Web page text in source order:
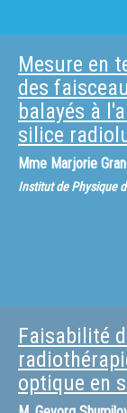
Mesure en
des
balayés à
silice
Mme Marjorie
Institut de Physique
Faisabilité
optique en